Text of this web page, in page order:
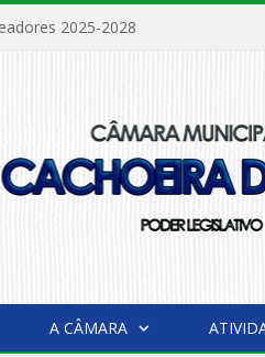
2025-2028
A CÂMARA